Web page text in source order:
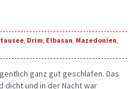
, Drim, Elbasan, Mazedonien,
ganz gut geschlafen. Das
dicht und in der Nacht war